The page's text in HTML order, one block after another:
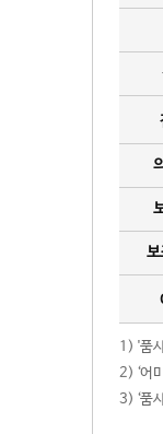
보
1) '품
2) ‘어
3) ‘품